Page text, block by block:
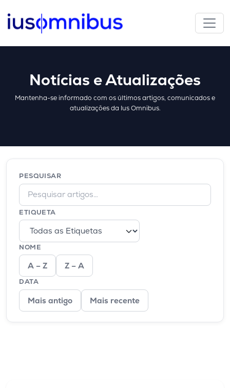
Notícias e Atualizações
Mantenha-se informado com os últimos artigos, comunicados e
atualizações da Ius Omnibus.
PESQUISAR
ETIQUETA
NOME
A – Z Z – A
DATA
Mais antigo Mais recente